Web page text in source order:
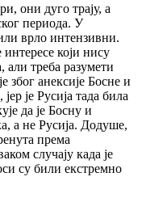
они дуго трају, а
периода. У
врло интензивни.
интересе који нису
али треба разумети
због анексије Босне и
је Русија тада била
да је Босну и
а не Русија. Додуше,
према
случају када је
су били екстремно